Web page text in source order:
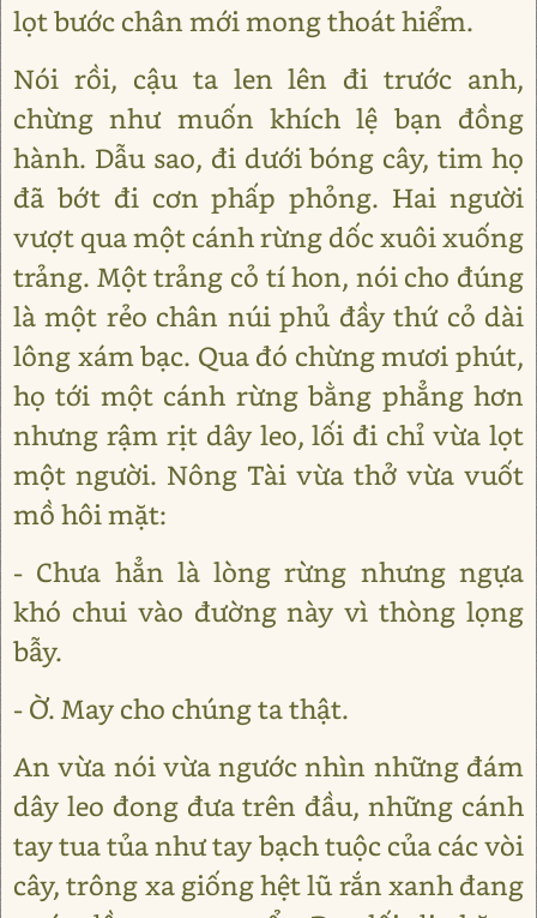
lọt bước chân mới mong thoát hiểm.
Nói rồi, cậu ta len lên đi trước anh,
chừng như muốn khích lệ bạn đồng
hành. Dẫu sao, đi dưới bóng cây, tim họ
đã bớt đi cơn phấp phỏng. Hai người
vượt qua một cánh rừng dốc xuôi xuống
trảng. Một trảng cỏ tí hon, nói cho đúng
là một rẻo chân núi phủ đầy thứ cỏ dài
lông xám bạc. Qua đó chừng mươi phút,
họ tới một cánh rừng bằng phẳng hơn
nhưng rậm rịt dây leo, lối đi chỉ vừa lọt
một người. Nông Tài vừa thở vừa vuốt
mồ hôi mặt:
- Chưa hẳn là lòng rừng nhưng ngựa
khó chui vào đường này vì thòng lọng
bẫy.
- Ờ. May cho chúng ta thật.
An vừa nói vừa ngước nhìn những đám
dây leo đong đưa trên đầu, những cánh
tay tua tủa như tay bạch tuộc của các vòi
cây, trông xa giống hệt lũ rắn xanh đang